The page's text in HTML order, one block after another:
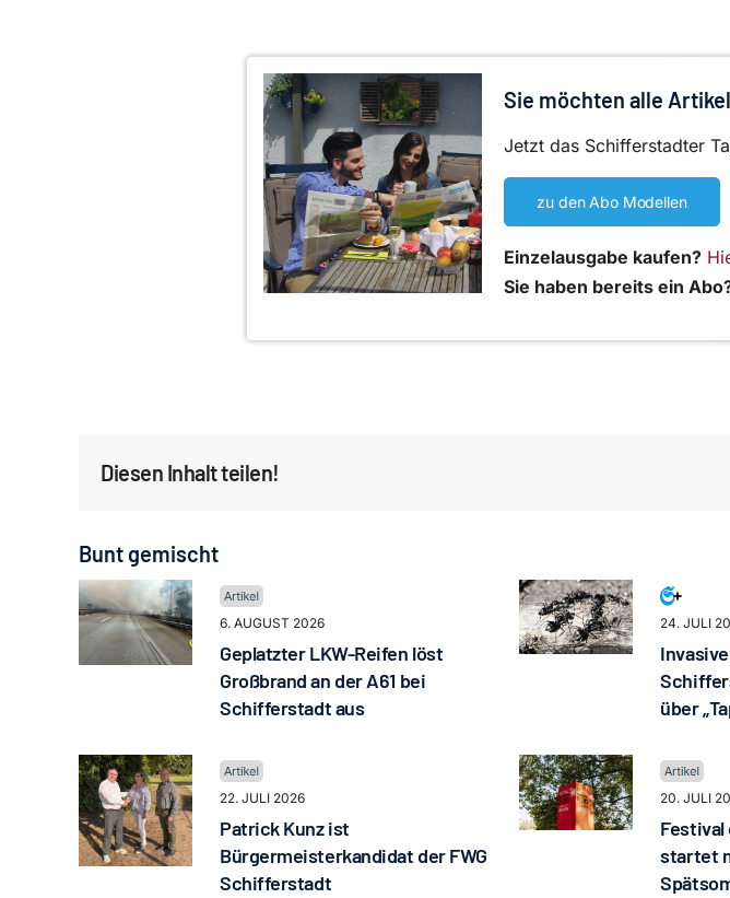
Sie möchten alle
Jetzt das Schifferstadter
zu den Abo Modellen
Einzelausgabe kaufen?
Sie haben bereits ein
Diesen Inhalt teilen!
Bunt gemischt
6. AUGUST 2026
Geplatzter LKW-Reifen löst
Großbrand an der A61 bei
Schifferstadt aus
24. JULI
über
22. JULI 2026
Patrick Kunz ist
Bürgermeisterkandidat der FWG
Schifferstadt
20. JULI
startet